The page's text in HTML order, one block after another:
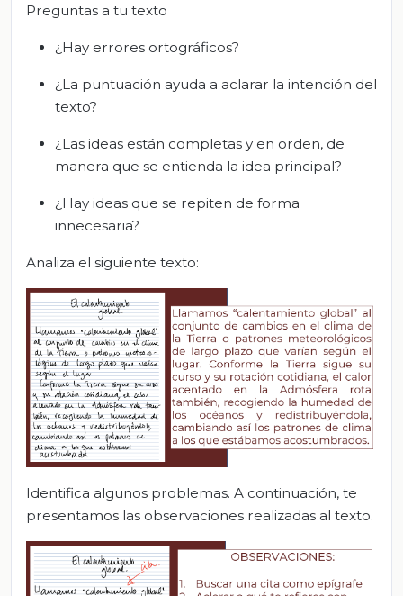
Preguntas a tu texto
¿Hay errores ortográficos?
¿La puntuación ayuda a aclarar la intención del
texto?
¿Las ideas están completas y en orden, de
manera que se entienda la idea principal?
¿Hay ideas que se repiten de forma
innecesaria?
Analiza el siguiente texto:
Identifica algunos problemas. A continuación, te
presentamos las observaciones realizadas al texto.